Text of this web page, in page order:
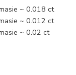
~ 0.018 ct
~ 0.012 ct
~ 0.02 ct